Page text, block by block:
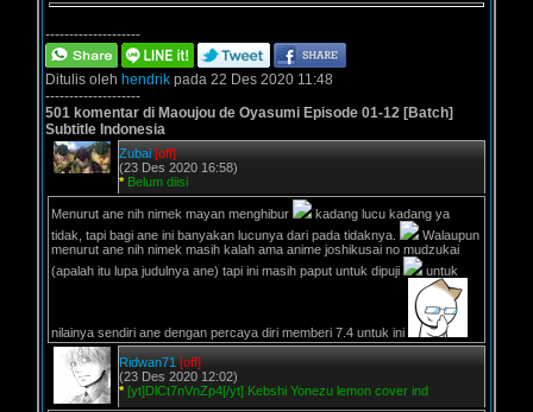
--------------------
Ditulis oleh hendrik pada 22 Des 2020 11:48
--------------------
501 komentar di Maoujou de Oyasumi Episode 01-12 [Batch]
Subtitle Indonesia
Zubai [off]
(23 Des 2020 16:58)
* Belum diisi
Menurut ane nih nimek mayan menghibur
kadang lucu kadang ya
tidak, tapi bagi ane ini banyakan lucunya dari pada tidaknya.
Walaupun
menurut ane nih nimek masih kalah ama anime joshikusai no mudzukai
(apalah itu lupa judulnya ane) tapi ini masih paput untuk dipuji
untuk
nilainya sendiri ane dengan percaya diri memberi 7.4 untuk ini
Ridwan71 [off]
(23 Des 2020 12:02)
* [yt]DlCt7nVnZp4[/yt] Kebshi Yonezu lemon cover ind